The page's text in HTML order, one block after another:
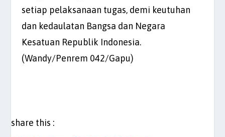
setiap pelaksanaan tugas, demi keutuhan
dan kedaulatan Bangsa dan Negara
Kesatuan Republik Indonesia.
(Wandy/Penrem 042/Gapu)
share this :